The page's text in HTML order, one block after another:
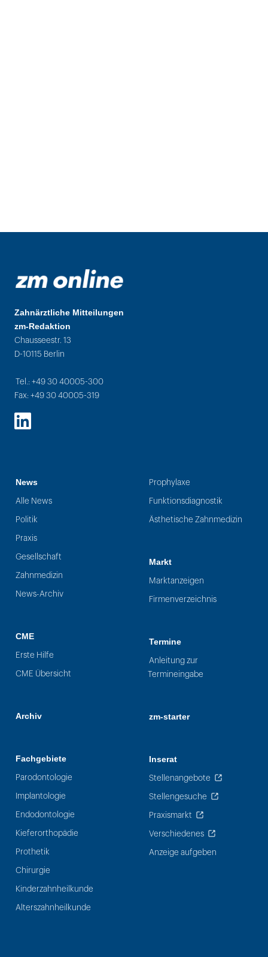
Zahnärztliche Mitteilungen
zm-Redaktion
Chausseestr. 13
D-10115 Berlin
Tel.: +49 30 40005-300
Fax: +49 30 40005-319
LinkedIn
News
Alle News
Politik
Praxis
Gesellschaft
Zahnmedizin
News-Archiv
CME
Erste Hilfe
CME Übersicht
Archiv
Fachgebiete
Parodontologie
Implantologie
Endodontologie
Kieferorthopädie
Prothetik
Chirurgie
Kinderzahnheilkunde
Alterszahnheilkunde
Prophylaxe
Funktionsdiagnostik
Ästhetische Zahnmedizin
Markt
Marktanzeigen
Firmenverzeichnis
Termine
Anleitung zur
Termineingabe
zm-starter
Inserat
Stellenangebote
Stellengesuche
Praxismarkt
Verschiedenes
Anzeige aufgeben